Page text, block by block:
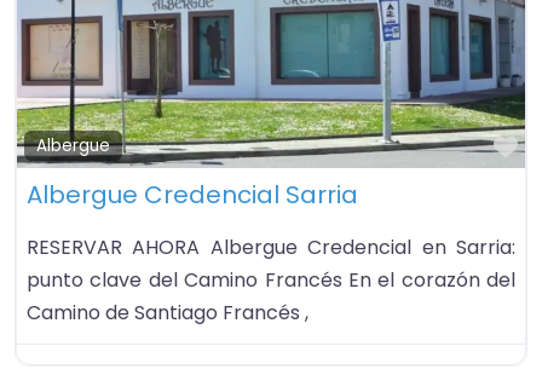
Albergue
Albergue Credencial Sarria
RESERVAR AHORA Albergue Credencial en Sarria:
punto clave del Camino Francés En el corazón del
Camino de Santiago Francés ,